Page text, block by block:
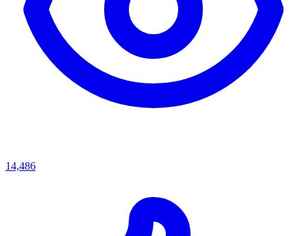
14,486